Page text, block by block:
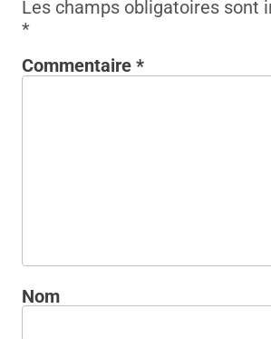
Les champs obligatoires sont
*
Commentaire *
Nom